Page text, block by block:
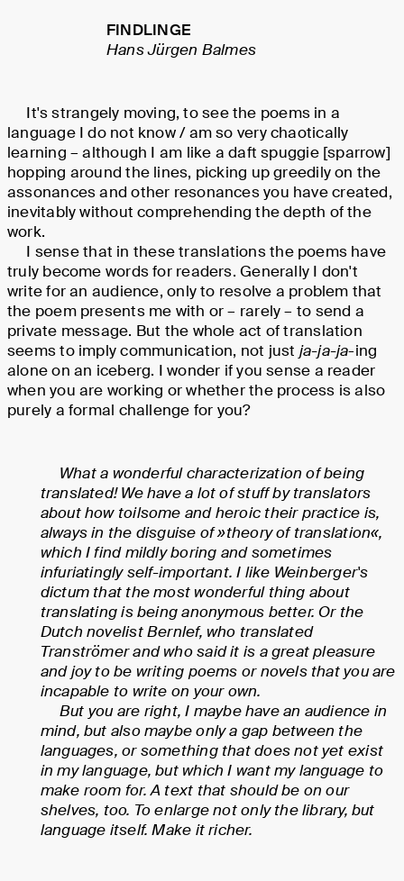
FINDLINGE
Hans Jürgen Balmes
It's strangely moving, to see the poems in a
language I do not know / am so very chaotically
learning – although I am like a daft spuggie [sparrow]
hopping around the lines, picking up greedily on the
assonances and other resonances you have created,
inevitably without comprehending the depth of the
work.
I sense that in these translations the poems have
truly become words for readers. Generally I don't
write for an audience, only to resolve a problem that
the poem presents me with or – rarely – to send a
private message. But the whole act of translation
seems to imply communication, not just ja-ja-ja-ing
alone on an iceberg. I wonder if you sense a reader
when you are working or whether the process is also
purely a formal challenge for you?
What a wonderful characterization of being
translated! We have a lot of stuff by translators
about how toilsome and heroic their practice is,
always in the disguise of »theory of translation«,
which I find mildly boring and sometimes
infuriatingly self-important. I like Weinberger's
dictum that the most wonderful thing about
translating is being anonymous better. Or the
Dutch novelist Bernlef, who translated
Tranströmer and who said it is a great pleasure
and joy to be writing poems or novels that you are
incapable to write on your own.
But you are right, I maybe have an audience in
mind, but also maybe only a gap between the
languages, or something that does not yet exist
in my language, but which I want my language to
make room for. A text that should be on our
shelves, too. To enlarge not only the library, but
language itself. Make it richer.